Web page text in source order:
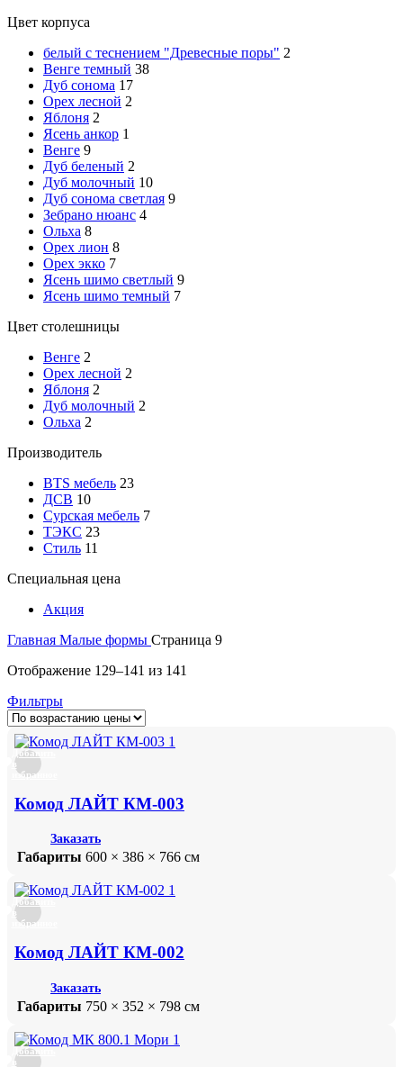
Цвет корпуса
белый с теснением "Древесные поры" 2
Венге темный 38
Дуб сонома 17
Орех лесной 2
Яблоня 2
Ясень анкор 1
Венге 9
Дуб беленый 2
Дуб молочный 10
Дуб сонома светлая 9
Зебрано нюанс 4
Ольха 8
Орех лион 8
Орех экко 7
Ясень шимо светлый 9
Ясень шимо темный 7
Цвет столешницы
Венге 2
Орех лесной 2
Яблоня 2
Дуб молочный 2
Ольха 2
Производитель
BTS мебель 23
ДСВ 10
Сурская мебель 7
ТЭКС 23
Стиль 11
Специальная цена
Акция
Главная Малые формы Страница 9
Отображение 129–141 из 141
Фильтры
Добавить
в
избранное
Комод ЛАЙТ КМ-003
Заказать
Габариты 600 × 386 × 766 см
Добавить
в
избранное
Комод ЛАЙТ КМ-002
Заказать
Габариты 750 × 352 × 798 см
Добавить
в